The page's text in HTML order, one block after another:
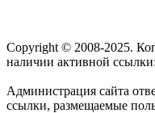
Copyright © 2008-2025.
наличии активной ссылки:
Администрация сайта
ссылки, размещаемые